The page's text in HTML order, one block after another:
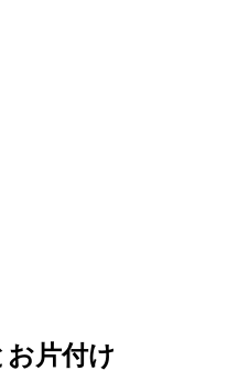
片付け